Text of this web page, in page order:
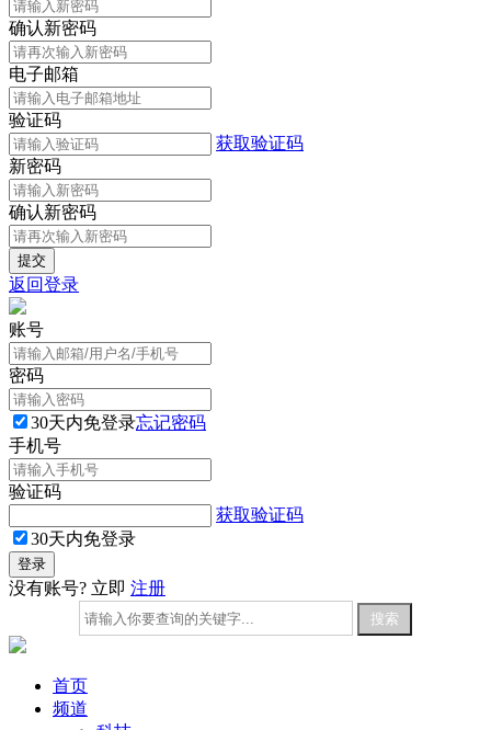
确认新密码
电子邮箱
验证码
获取验证码
新密码
确认新密码
返回登录
账号
密码
30天内免登录忘记密码
手机号
验证码
获取验证码
30天内免登录
没有账号? 立即 注册
首页
频道